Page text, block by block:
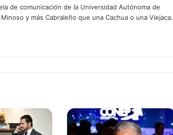
de comunicación de la Universidad Autónoma de
y más Cabraleño que una Cachua o una Viejaca.